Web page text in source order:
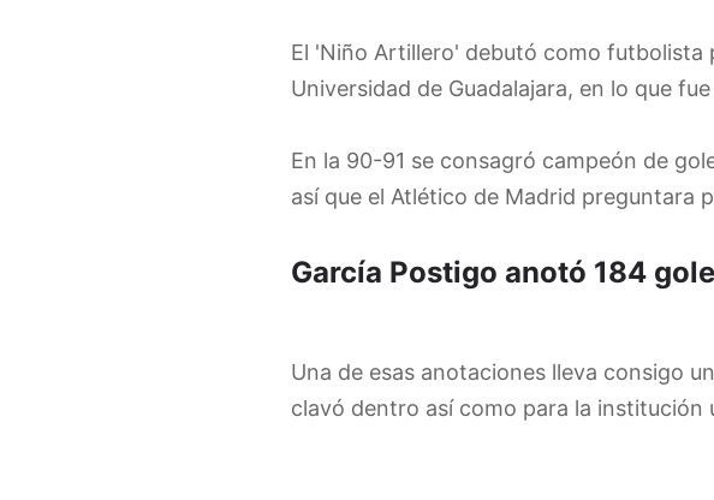
El 'Niño Artillero' debutó como futbolista
Universidad de Guadalajara, en lo que
En la 90-91 se consagró campeón de
así que el Atlético de Madrid preguntara
García Postigo anotó 184
Una de esas anotaciones lleva consigo
clavó dentro así como para la institución